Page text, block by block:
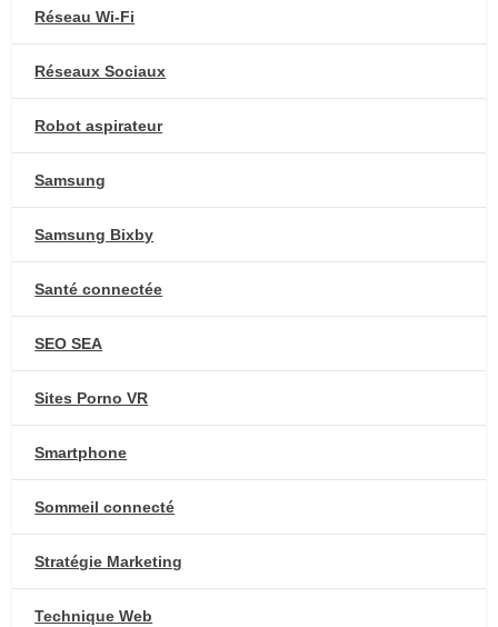
Réseau Wi-Fi
Réseaux Sociaux
Robot aspirateur
Samsung
Samsung Bixby
Santé connectée
SEO SEA
Sites Porno VR
Smartphone
Sommeil connecté
Stratégie Marketing
Technique Web